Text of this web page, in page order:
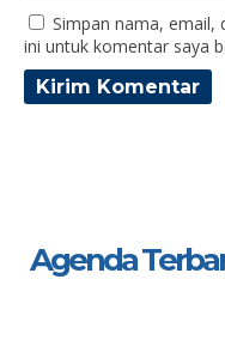
Simpan nama, email,
ini untuk komentar saya
Agenda